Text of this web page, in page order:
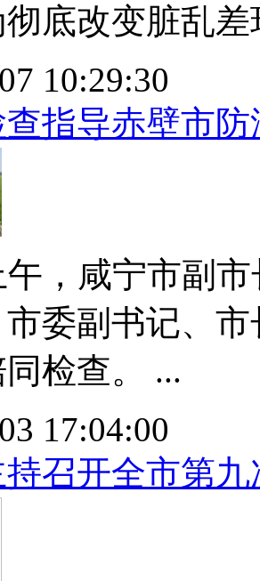
底改变脏乱差
10:29:30
指导赤壁市防
午，咸宁市副
委副书记、
检查。 ...
17:04:00
召开全市第